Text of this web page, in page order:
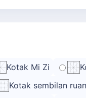
Kotak Mi Zi
Kotak sembilan